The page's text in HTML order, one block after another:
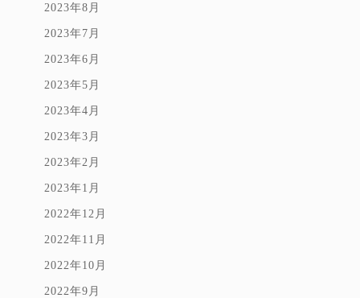
2023年8月
2023年7月
2023年6月
2023年5月
2023年4月
2023年3月
2023年2月
2023年1月
2022年12月
2022年11月
2022年10月
2022年9月